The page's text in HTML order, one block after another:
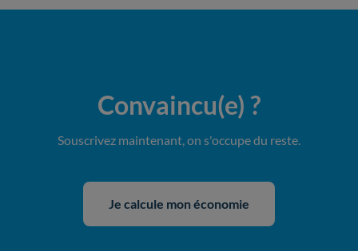
Convaincu(e) ?
Souscrivez maintenant, on s'occupe du reste.
Je calcule mon économie